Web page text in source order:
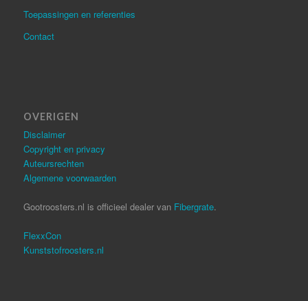
Toepassingen en referenties
Contact
OVERIGEN
Disclaimer
Copyright en privacy
Auteursrechten
Algemene voorwaarden
Gootroosters.nl is officieel dealer van Fibergrate.
FlexxCon
Kunststofroosters.nl